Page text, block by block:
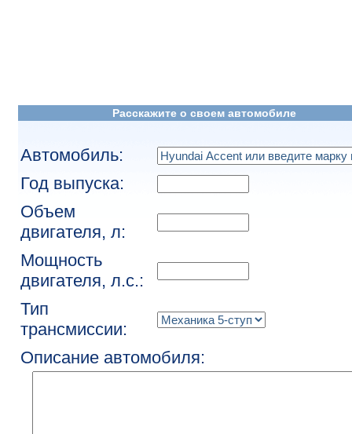
Расскажите о своем автомобиле
Автомобиль:
Год выпуска:
Объем
двигателя, л:
Мощность
двигателя, л.с.:
Тип
трансмиссии:
Описание автомобиля: